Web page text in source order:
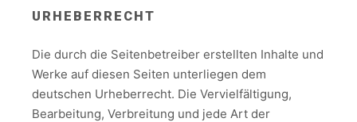
URHEBERRECHT
Die durch die Seitenbetreiber erstellten Inhalte und
Werke auf diesen Seiten unterliegen dem
deutschen Urheberrecht. Die Vervielfältigung,
Bearbeitung, Verbreitung und jede Art der